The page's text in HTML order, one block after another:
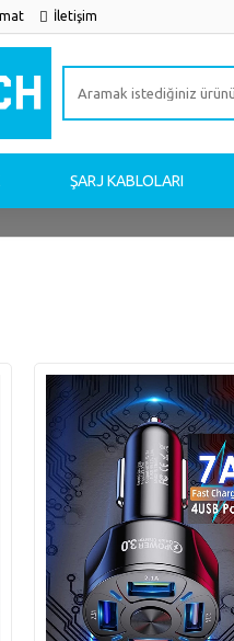
İletişim
ŞARJ KABLOLARI